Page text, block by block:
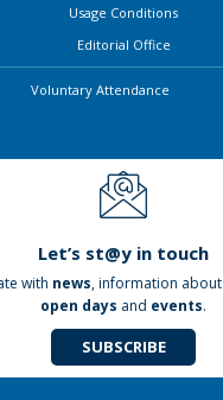
Usage Conditions
Editorial Office
Voluntary Attendance
Let’s st@y in touch
with news, information about
open days and events.
SUBSCRIBE